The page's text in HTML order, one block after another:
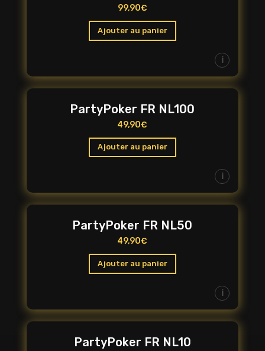
99,90€
Ajouter au panier
i
PartyPoker FR NL100
49,90€
Ajouter au panier
i
PartyPoker FR NL50
49,90€
Ajouter au panier
i
PartyPoker FR NL10